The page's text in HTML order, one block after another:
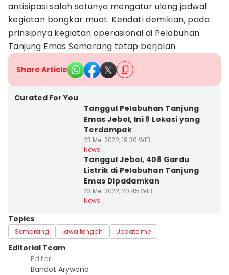
antisipasi salah satunya mengatur ulang jadwal
kegiatan bongkar muat. Kendati demikian, pada
prinsipnya kegiatan operasional di Pelabuhan
Tanjung Emas Semarang tetap berjalan.
Share Article
Curated For You
Tanggul Pelabuhan Tanjung
Emas Jebol, Ini 8 Lokasi yang
Terdampak
23 Mei 2022, 19:30 WIB
News
Tanggul Jebol, 408 Gardu
Listrik di Pelabuhan Tanjung
Emas Dipadamkan
23 Mei 2022, 20:45 WIB
News
Topics
Semarang jawa tengah Update me
Editorial Team
Editor
Bandot Arywono